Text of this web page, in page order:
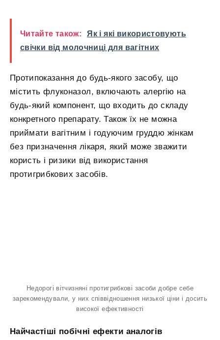
Читайте також:
Як і які використовують
свічки від молочниці для вагітних
Протипоказання до будь-якого засобу, що
містить флуконазол, включають алергію на
будь-який компонент, що входить до складу
конкретного препарату. Також їх не можна
приймати вагітним і годуючим груддю жінкам
без призначення лікаря, який може зважити
користь і ризики від використання
протигрибкових засобів.
Недорогі вітчизняні протигрибкові засоби добре себе
зарекомендували, у них співвідношення низької ціни і досить
високої ефективності
Найчастіші побічні ефекти аналогів